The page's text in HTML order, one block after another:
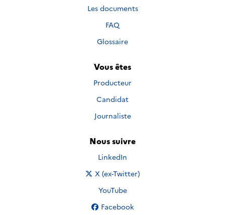
Les documents
FAQ
Glossaire
Vous êtes
Producteur
Candidat
Journaliste
Nous suivre
Nous suivre sur
LinkedIn
Nous suivre sur
X (ex-Twitter)
Nous suivre sur
YouTube
Nous suivre sur
Facebook